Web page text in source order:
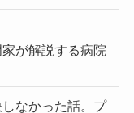
が解説する病院
なかった話。プ